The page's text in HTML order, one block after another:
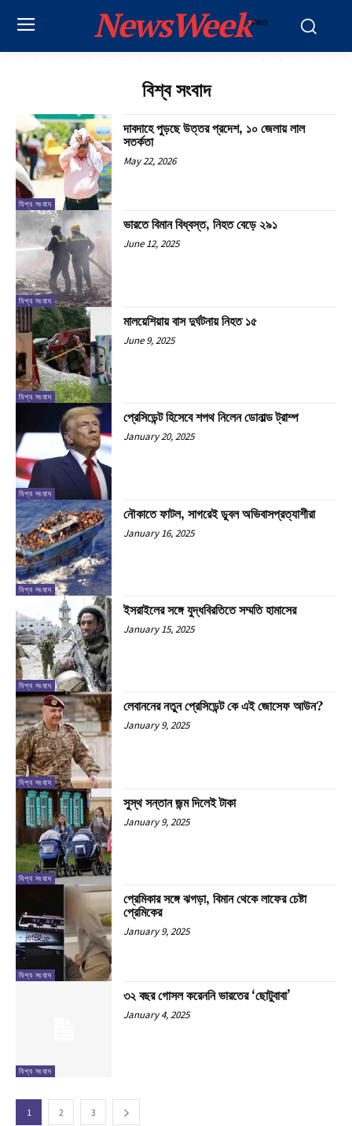
NewsWeekPRO
বিশ্ব সংবাদ
বিশ্ব সংবাদ
দাবদাহে পুড়ছে উত্তর প্রদেশ, ১০ জেলায় লাল
সতর্কতা
May 22, 2026
বিশ্ব সংবাদ
ভারতে বিমান বিধ্বস্ত, নিহত বেড়ে ২৯১
June 12, 2025
বিশ্ব সংবাদ
মালয়েশিয়ায় বাস দুর্ঘটনায় নিহত ১৫
June 9, 2025
বিশ্ব সংবাদ
প্রেসিডেন্ট হিসেবে শপথ নিলেন ডোনাল্ড ট্রাম্প
January 20, 2025
বিশ্ব সংবাদ
নৌকাতে ফাটল, সাগরেই ডুবল অভিবাসপ্রত্যাশীরা
January 16, 2025
বিশ্ব সংবাদ
ইসরাইলের সঙ্গে যুদ্ধবিরতিতে সম্মতি হামাসের
January 15, 2025
বিশ্ব সংবাদ
লেবাননের নতুন প্রেসিডেন্ট কে এই জোসেফ আউন?
January 9, 2025
বিশ্ব সংবাদ
সুস্থ সন্তান জন্ম দিলেই টাকা
January 9, 2025
বিশ্ব সংবাদ
প্রেমিকার সঙ্গে ঝগড়া, বিমান থেকে লাফের চেষ্টা
প্রেমিকের
January 9, 2025
বিশ্ব সংবাদ
৩২ বছর গোসল করেননি ভারতের ‘ছোটুবাবা’
January 4, 2025
1 2 3